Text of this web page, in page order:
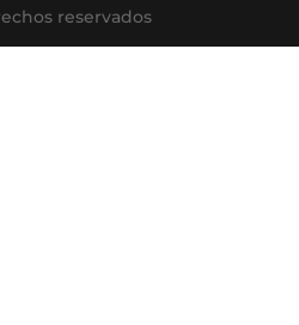
reservados